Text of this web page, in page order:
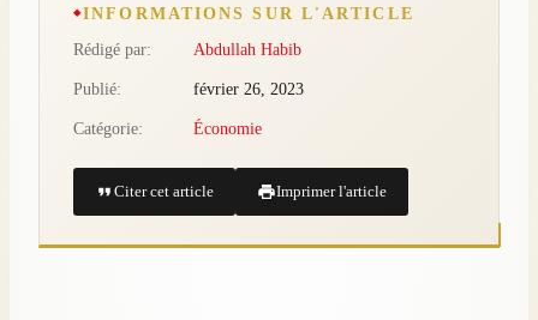
INFORMATIONS SUR L'ARTICLE
Rédigé par:
Abdullah Habib
Publié: février 26, 2023
Catégorie: Économie
Citer cet article Imprimer l'article